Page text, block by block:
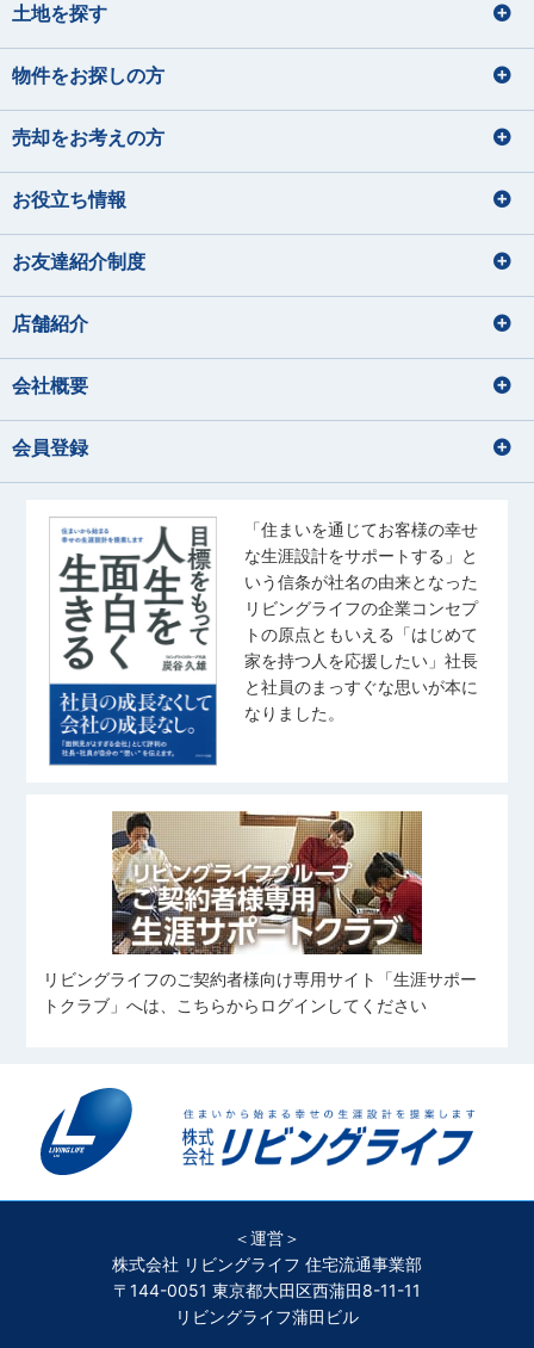
土地を探す
物件をお探しの方
売却をお考えの方
お役立ち情報
お友達紹介制度
店舗紹介
会社概要
会員登録
「住まいを通じてお客様の幸せ
な生涯設計をサポートする」と
いう信条が社名の由来となった
リビングライフの企業コンセプ
トの原点ともいえる「はじめて
家を持つ人を応援したい」社長
と社員のまっすぐな思いが本に
なりました。
リビングライフのご契約者様向け専用サイト「生涯サポー
トクラブ」へは、こちらからログインしてください
＜運営＞
株式会社 リビングライフ 住宅流通事業部
〒144-0051 東京都大田区西蒲田8-11-11
リビングライフ蒲田ビル